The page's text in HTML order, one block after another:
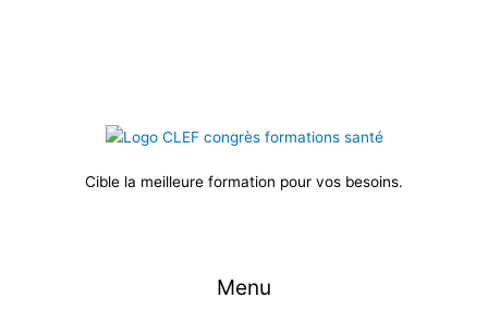
Cible la meilleure formation pour vos besoins.
Menu